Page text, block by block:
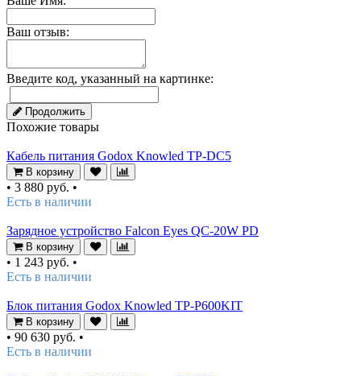
Ваш отзыв:
Введите код, указанный на картинке:
Продолжить
Похожие товары
Кабель питания Godox Knowled TP-DC5
В корзину
• 3 880 руб. •
Есть в наличии
Зарядное устройство Falcon Eyes QC-20W PD
В корзину
• 1 243 руб. •
Есть в наличии
Блок питания Godox Knowled TP-P600KIT
В корзину
• 90 630 руб. •
Есть в наличии